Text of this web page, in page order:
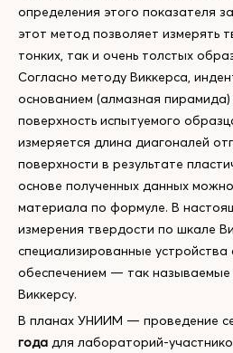
определения этого показателя
этот метод позволяет измерять
тонких, так и очень толстых
Согласно методу Виккерса,
основанием (алмазная
поверхность испытуемого
измеряется длина диагоналей
поверхности в результате
основе полученных данных
материала по формуле. В
измерения твердости по шкале
специализированные
обеспечением — так
Виккерсу.
В планах УНИИМ — проведение
года для лабораторий-